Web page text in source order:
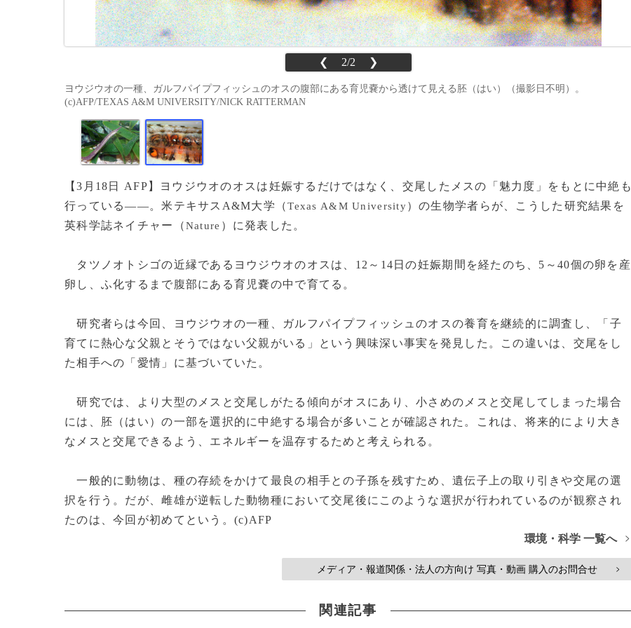
❮ 2/2 ❯
ヨウジウオの一種、ガルフパイプフィッシュのオスの腹部にある育児嚢から透けて見える胚（はい）（撮影日不明）。
(c)AFP/TEXAS A&M UNIVERSITY/NICK RATTERMAN
【3月18日 AFP】ヨウジウオのオスは妊娠するだけではなく、交尾したメスの「魅力度」をもとに中絶も
行っている――。米テキサスA&M大学（Texas A&M University）の生物学者らが、こうした研究結果を
英科学誌ネイチャー（Nature ）に発表した。
タツノオトシゴの近縁であるヨウジウオのオスは、12～14日の妊娠期間を経たのち、5～40個の卵を産
卵し、ふ化するまで腹部にある育児嚢の中で育てる。
研究者らは今回、ヨウジウオの一種、ガルフパイプフィッシュのオスの養育を継続的に調査し、「子
育てに熱心な父親とそうではない父親がいる」という興味深い事実を発見した。この違いは、交尾をし
た相手への「愛情」に基づいていた。
研究では、より大型のメスと交尾しがたる傾向がオスにあり、小さめのメスと交尾してしまった場合
には、胚（はい）の一部を選択的に中絶する場合が多いことが確認された。これは、将来的により大き
なメスと交尾できるよう、エネルギーを温存するためと考えられる。
一般的に動物は、種の存続をかけて最良の相手との子孫を残すため、遺伝子上の取り引きや交尾の選
択を行う。だが、雌雄が逆転した動物種において交尾後にこのような選択が行われているのが観察され
たのは、今回が初めてという。(c)AFP
環境・科学 一覧へ
>
メディア・報道関係・法人の方向け 写真・動画 購入のお問合せ >
関連記事